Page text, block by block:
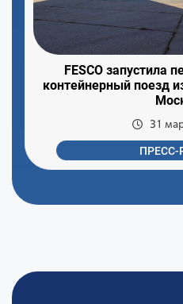
FESCO запустила
контейнерный поезд
31
ПРЕСС-